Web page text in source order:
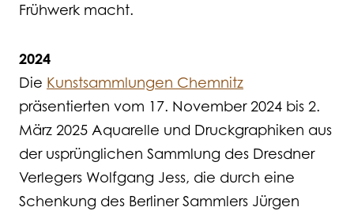
Frühwerk macht.
2024
Die Kunstsammlungen Chemnitz
präsentierten vom 17. November 2024 bis 2.
März 2025 Aquarelle und Druckgraphiken aus
der usprünglichen Sammlung des Dresdner
Verlegers Wolfgang Jess, die durch eine
Schenkung des Berliner Sammlers Jürgen